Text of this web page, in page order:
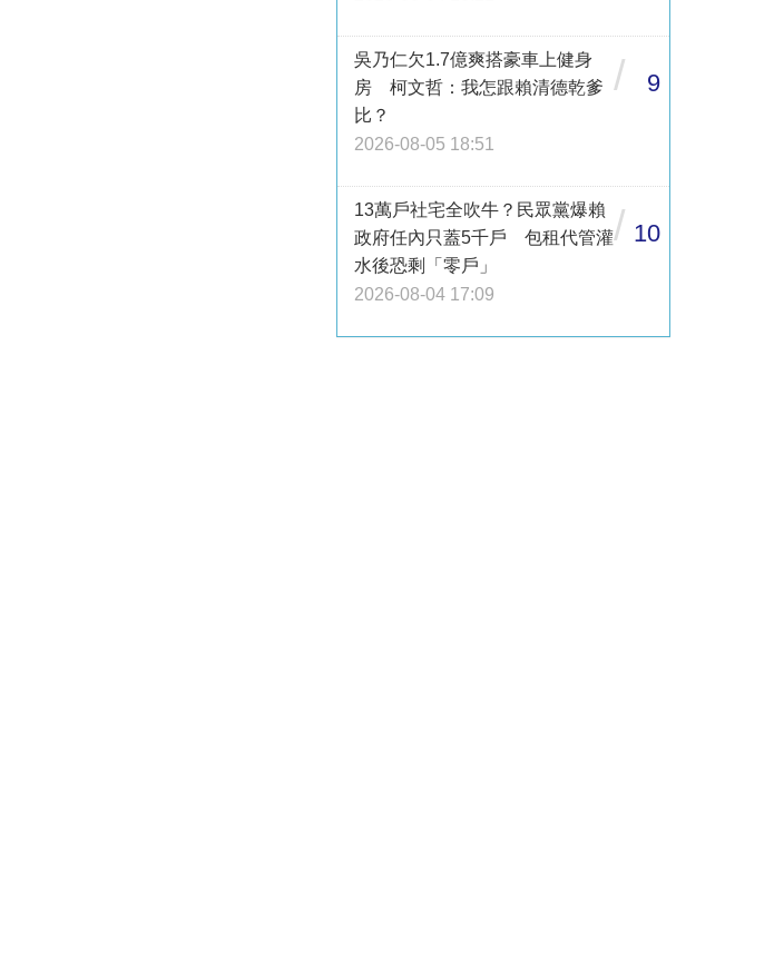
吳乃仁欠1.7億爽搭豪車上健身
房 柯文哲：我怎跟賴清德乾爹
比？
2026-08-05 18:51
/ 9
13萬戶社宅全吹牛？民眾黨爆賴
政府任內只蓋5千戶 包租代管灌
水後恐剩「零戶」
2026-08-04 17:09
/ 10